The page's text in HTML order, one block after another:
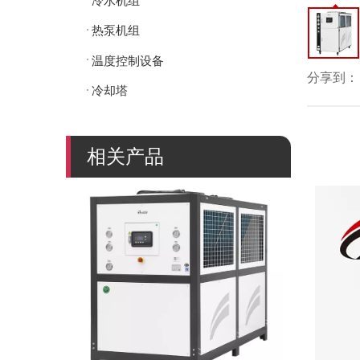
热泵机组
温度控制设备
冷却塔
相关产品
分享到：